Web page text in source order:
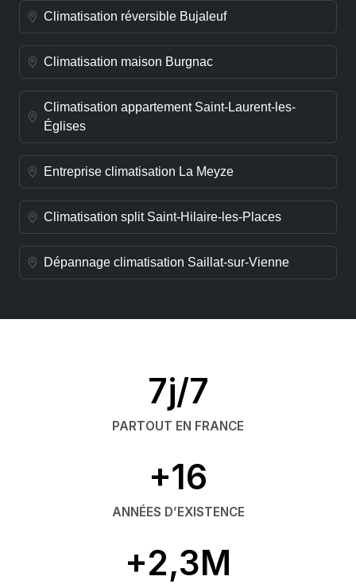
Climatisation réversible Bujaleuf
Climatisation maison Burgnac
Climatisation appartement Saint-Laurent-les-
Églises
Entreprise climatisation La Meyze
Climatisation split Saint-Hilaire-les-Places
Dépannage climatisation Saillat-sur-Vienne
7j/7
PARTOUT EN FRANCE
+16
ANNÉES D’EXISTENCE
+2,3M